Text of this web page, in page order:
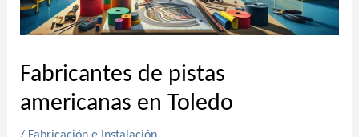
Fabricantes de pistas
americanas en Toledo